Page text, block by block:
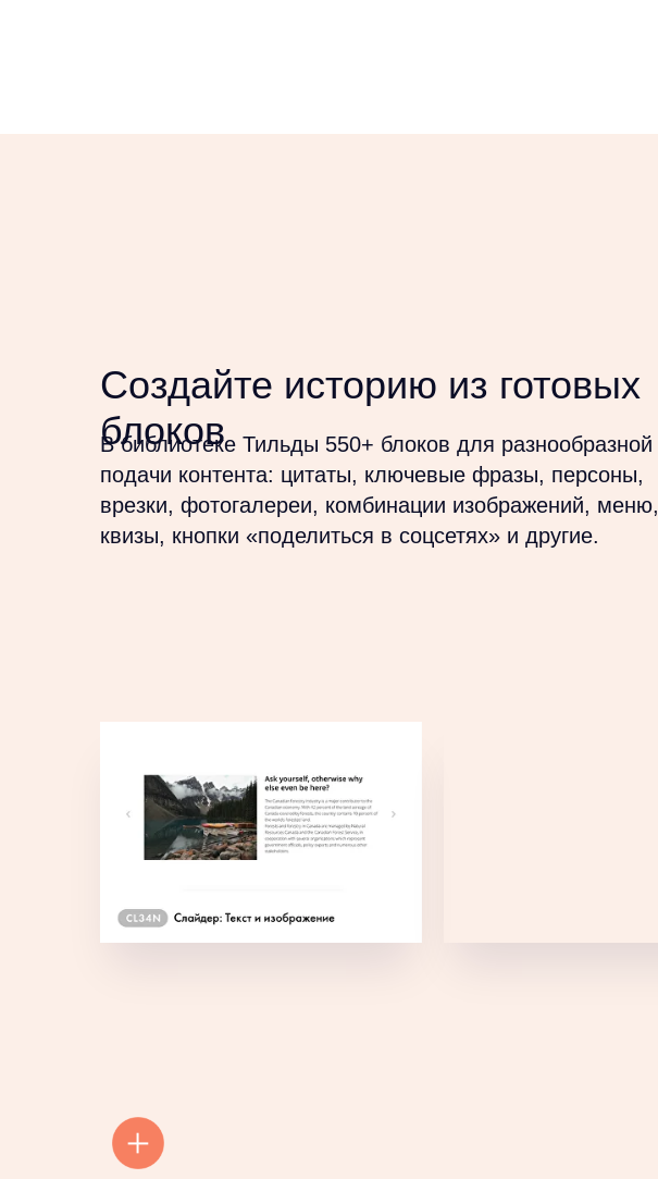
В библиотеке Тильды 550+ блоков для разнообразной
подачи контента: цитаты, ключевые фразы, персоны,
врезки, фотогалереи, комбинации изображений, меню,
квизы, кнопки «поделиться в соцсетях» и другие.
Создайте историю из готовых
блоков